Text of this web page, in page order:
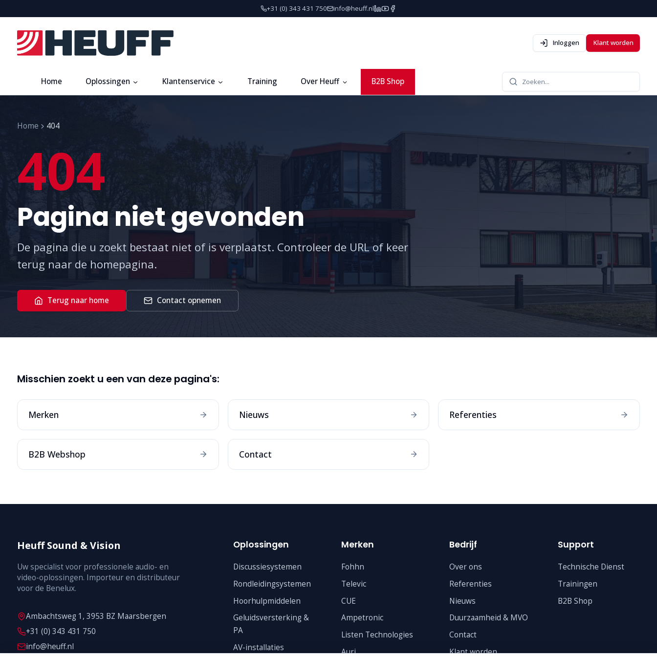
+31 (0) 343 431 750 info@heuff.nl
Inloggen Klant worden
Home Oplossingen Klantenservice Training Over Heuff B2B Shop Zoeken...
Home 404
404
Pagina niet gevonden
De pagina die u zoekt bestaat niet of is verplaatst. Controleer de URL of keer
terug naar de homepagina.
Terug naar home Contact opnemen
Misschien zoekt u een van deze pagina's:
Merken Nieuws Referenties
B2B Webshop Contact
Heuff Sound & Vision
Uw specialist voor professionele audio- en
video-oplossingen. Importeur en distributeur
voor de Benelux.
Ambachtsweg 1, 3953 BZ Maarsbergen
+31 (0) 343 431 750
info@heuff.nl
Oplossingen
Discussiesystemen
Rondleidingsystemen
Hoorhulpmiddelen
Geluidsversterking &
PA
AV-installaties
Merken
Fohhn
Televic
CUE
Ampetronic
Listen Technologies
Auri
Bedrijf
Over ons
Referenties
Nieuws
Duurzaamheid & MVO
Contact
Klant worden
Support
Technische Dienst
Trainingen
B2B Shop